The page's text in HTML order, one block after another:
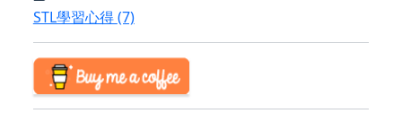
STL學習心得(7)